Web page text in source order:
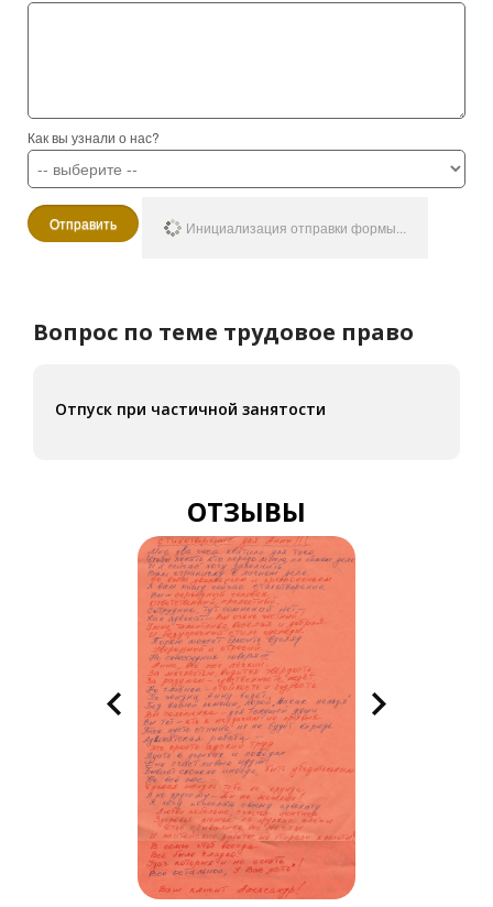
Как вы узнали о нас?
Отправить Инициализация отправки формы...
Вопрос по теме трудовое право
Отпуск при частичной занятости
ОТЗЫВЫ